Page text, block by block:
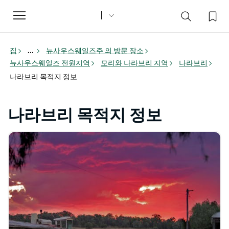
Toggle
navigation
집 ...
뉴사우스웨일즈주 의 방문 장소
뉴사우스웨일즈 전원지역
모리와 나라브리 지역
나라브리
나라브리 목적지 정보
나라브리 목적지 정보